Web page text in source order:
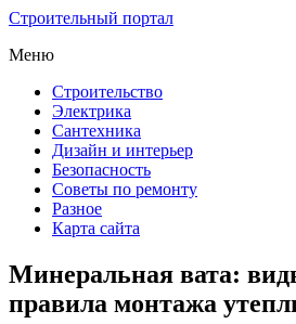
Строительный портал
Меню
Строительство
Электрика
Сантехника
Дизайн и интерьер
Безопасность
Советы по ремонту
Разное
Карта сайта
Минеральная вата:
правила монтажа